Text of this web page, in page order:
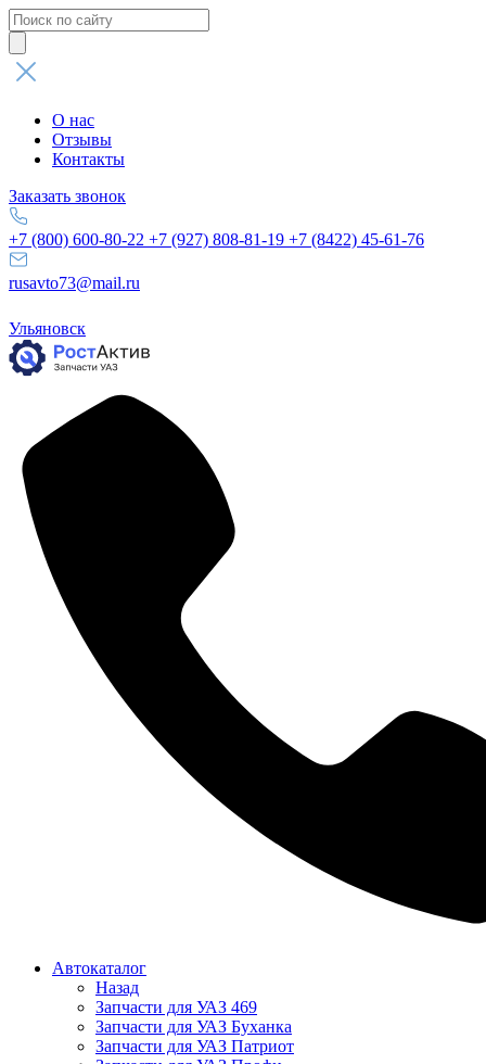
Поиск
товаров
О нас
Отзывы
Контакты
Заказать звонок
+7 (800) 600-80-22 +7 (927) 808-81-19 +7 (8422) 45-61-76
rusavto73@mail.ru
Ульяновск
Автокаталог
Назад
Запчасти для УАЗ 469
Запчасти для УАЗ Буханка
Запчасти для УАЗ Патриот